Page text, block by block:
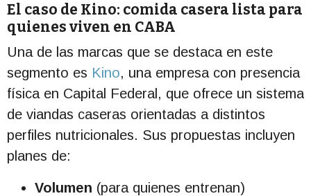
El caso de Kino: comida casera lista para
quienes viven en CABA
Una de las marcas que se destaca en este
segmento es Kino, una empresa con presencia
física en Capital Federal, que ofrece un sistema
de viandas caseras orientadas a distintos
perfiles nutricionales. Sus propuestas incluyen
planes de:
Volumen (para quienes entrenan)